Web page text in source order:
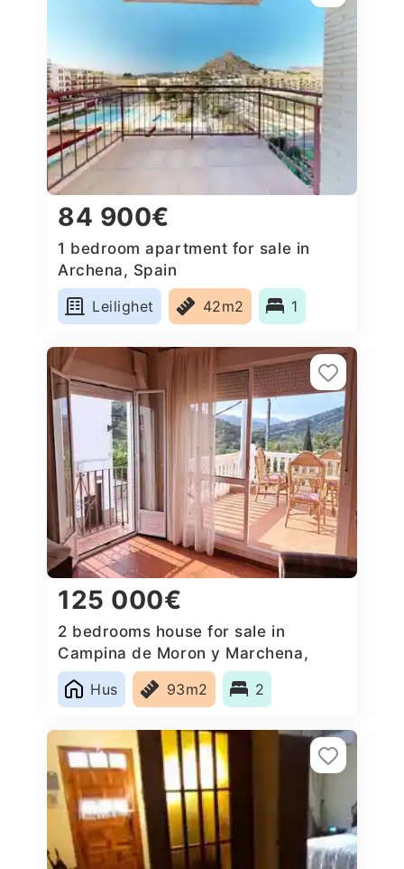
84 900€
1 bedroom apartment for sale in
Archena, Spain
Leilighet
42m2 1
125 000€
2 bedrooms house for sale in
Campina de Moron y Marchena,
Spain
Hus
93m2 2